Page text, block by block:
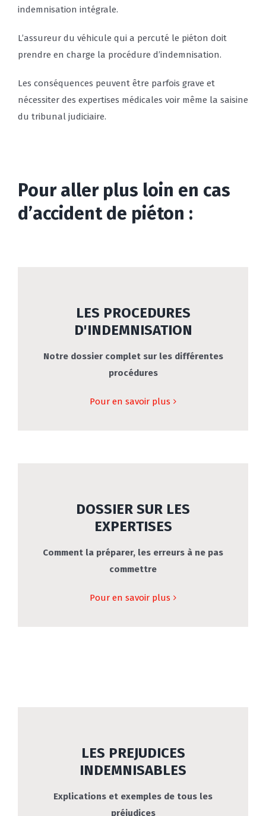
indemnisation intégrale.
L’assureur du véhicule qui a percuté le piéton doit
prendre en charge la procédure d’indemnisation.
Les conséquences peuvent être parfois grave et
nécessiter des expertises médicales voir même la saisine
du tribunal judiciaire.
Pour aller plus loin en cas
d’accident de piéton :
LES PROCEDURES
D'INDEMNISATION
Notre dossier complet sur les différentes
procédures
Pour en savoir plus
DOSSIER SUR LES
EXPERTISES
Comment la préparer, les erreurs à ne pas
commettre
Pour en savoir plus
LES PREJUDICES
INDEMNISABLES
Explications et exemples de tous les
préjudices